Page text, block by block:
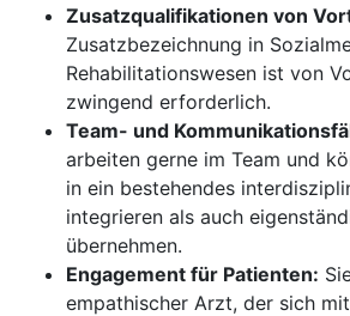
Zusatzqualifikationen von
Zusatzbezeichnung in
Rehabilitationswesen ist von
zwingend erforderlich.
Team- und
arbeiten gerne im Team und
in ein bestehendes
integrieren als auch
übernehmen.
Engagement für Patienten:
empathischer Arzt, der sich